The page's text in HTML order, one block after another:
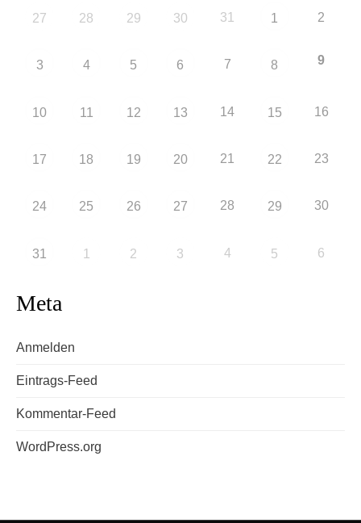
27 28 29 30 31 1 2
3 4 5 6 7 8 9
10 11 12 13 14 15 16
17 18 19 20 21 22 23
24 25 26 27 28 29 30
31 1 2 3 4 5 6
Meta
Anmelden
Eintrags-Feed
Kommentar-Feed
WordPress.org